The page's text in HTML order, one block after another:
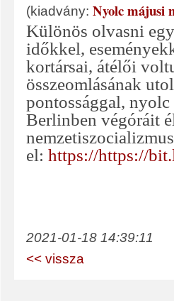
(kiadvány: Nyolc májusi
Különös olvasni
időkkel,
kortársai, átélői
összeomlásának
pontossággal,
Berlinben végóráit
el: https://https://
2021-01-18 14:39:11
<< vissza